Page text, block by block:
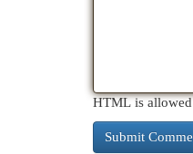
HTML is allowed